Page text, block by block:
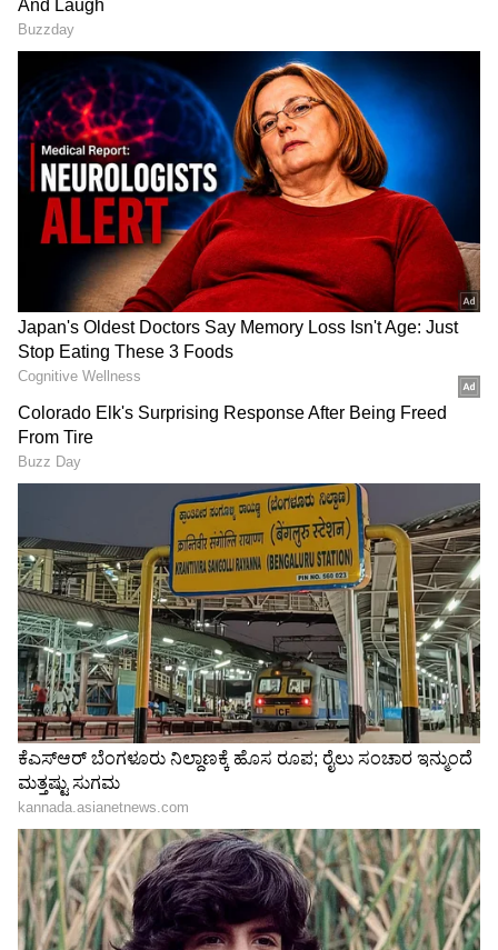
Image Credit :
ಆ ಟಿಪ್ಸ್ ಯಾವುವು?
ಆದರೆ ಕೆಲವು ಸುಲಭ ಟಿಪ್ಸ್ ಫಾಲೋ ಮಾಡಿದರೆ, ನಿಮ್ಮ
ಟವೆಲ್‌ಗಳು ತಿಂಗಳುಗಟ್ಟಲೆ ಹೊಸದರಂತೆ ಮೃದುವಾಗಿರುತ್ತವೆ.
ಆ ಟಿಪ್ಸ್ ಯಾವುವು ಎಂದು ಈಗ ತಿಳಿಯೋಣ. ಟವೆಲ್‌ಗಳನ್ನು
ಯಾವಾಗಲೂ ಪ್ರತ್ಯೇಕವಾಗಿ ತೊಳೆಯಿರಿ. ಬೇರೆ ಬಟ್ಟೆಗಳ
ಜೊತೆ ತೊಳೆದರೆ, ಅವುಗಳ ಕೊಳೆಯನ್ನು ಟವೆಲ್‌ಗಳು
ಹೀರಿಕೊಳ್ಳುತ್ತವೆ.
Related Articles
Banana Storage: ಬಾಳೆಹಣ್ಣು 10 ದಿನವಾದ್ರೂ
ಕಪ್ಪಾಗಲ್ಲ, ಈ 3 ಟಿಪ್ಸ್ ಫಾಲೋ ಮಾಡಿ ಸಾಕು!
ಬಾಡಿ ಟ್ಯಾನ್, ಬೆವರಿನ ವಾಸನೆಗೆ ಗುಡ್‌ಬೈ ಹೇಳಿ: ಇಲ್ಲಿವೆ
Gen Zಗೆ ಸಿಂಪಲ್ ಟಿಪ್ಸ್!